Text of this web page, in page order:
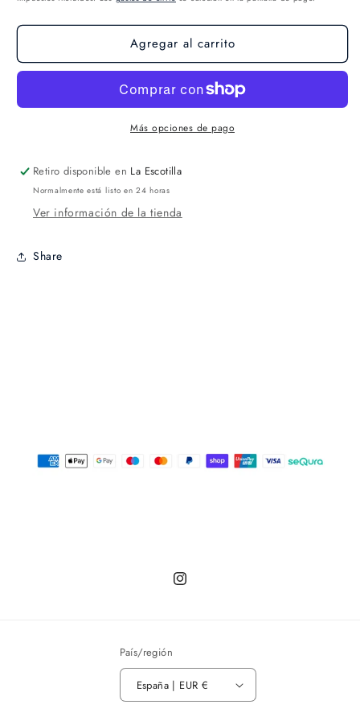
Agregar al carrito
Más opciones de pago
Retiro disponible en La Escotilla
Normalmente está listo en 24 horas
Ver información de la tienda
Share
Instagram
País/región
España | EUR €